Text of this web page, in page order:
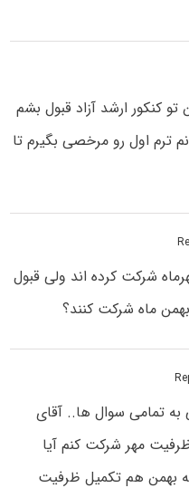
کنکور ارشد آزاد قبول بشم
ترم اول رو مرخصی بگیرم تا
شرکت کرده اند ولی قبول
ماه شرکت کنند؟
تمامی سوال ها.. آقای
مهر شرکت کنم آیا
بهمن هم تکمیل ظرفیت